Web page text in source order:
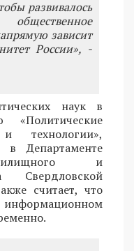
развивалось
зависит
России», -
наук в
технологии»,
в Департаменте
жилищного и
Свердловской
считает, что